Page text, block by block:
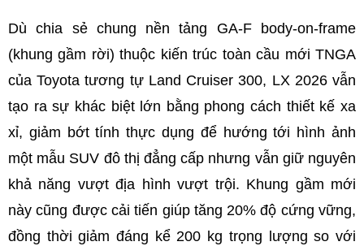
Dù chia sẻ chung nền tảng GA-F body-on-frame
(khung gầm rời) thuộc kiến trúc toàn cầu mới TNGA
của Toyota tương tự Land Cruiser 300, LX 2026 vẫn
tạo ra sự khác biệt lớn bằng phong cách thiết kế xa
xỉ, giảm bớt tính thực dụng để hướng tới hình ảnh
một mẫu SUV đô thị đẳng cấp nhưng vẫn giữ nguyên
khả năng vượt địa hình vượt trội. Khung gầm mới
này cũng được cải tiến giúp tăng 20% độ cứng vững,
đồng thời giảm đáng kể 200 kg trọng lượng so với